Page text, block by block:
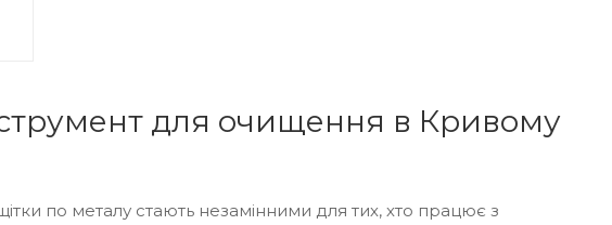
для очищення в Кривому
по металу стають незамінними для тих, хто працює з